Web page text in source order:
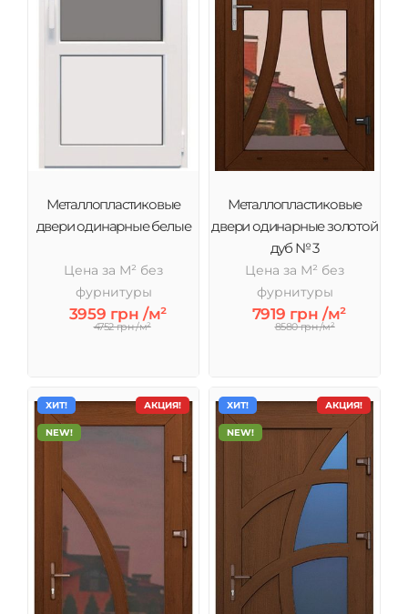
для внутреннего, так и для наружного использования
в общественных, коммерческих, административных и
жилых помещениях. Одно из самых главных
достоинств пластиковых дверей – это оптимальное
соотношение цены и качества.
Металлопластиковые
двери одинарные белые
Цена за М² без
фурнитуры
3959 грн /м²
4752 грн /м²
Металлопластиковые
двери одинарные золотой
дуб № 3
Цена за М² без
фурнитуры
7919 грн /м²
8580 грн /м²
АКЦИЯ!
ХИТ!
NEW!
АКЦИЯ!
ХИТ!
NEW!